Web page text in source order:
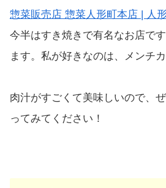
惣菜販売店 惣菜人形町本店 | 人
今半はすき焼きで有名なお店で
ます。私が好きなのは、メンチ
肉汁がすごくて美味しいので、
ってみてください！